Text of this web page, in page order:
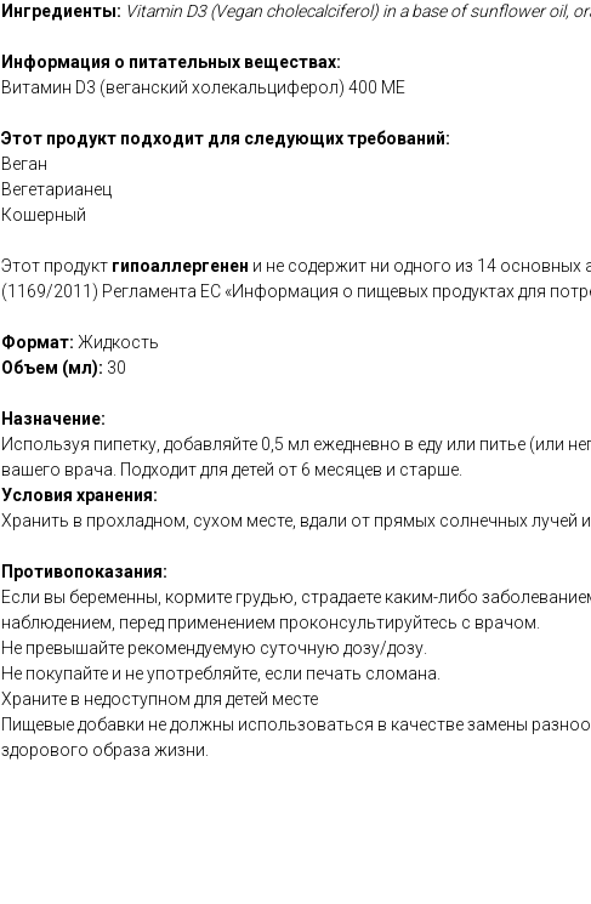
Ингредиенты: Vitamin D3 (Vegan cholecalciferol) in a base of sunflower oil,
Информация о питательных веществах:
Витамин D3 (веганский холекальциферол) 400 МЕ
Этот продукт подходит для следующих требований:
Веган
Вегетарианец
Кошерный
Этот продукт гипоаллергенен и не содержит ни одного из 14 основных
(1169/2011) Регламента ЕС «Информация о пищевых продуктах для
Формат: Жидкость
Объем (мл): 30
Назначение:
Используя пипетку, добавляйте 0,5 мл ежедневно в еду или питье (или
вашего врача. Подходит для детей от 6 месяцев и старше.
Условия хранения:
Хранить в прохладном, сухом месте, вдали от прямых солнечных лучей и
Противопоказания:
Если вы беременны, кормите грудью, страдаете каким-либо
наблюдением, перед применением проконсультируйтесь с врачом.
Не превышайте рекомендуемую суточную дозу/дозу.
Не покупайте и не употребляйте, если печать сломана.
Храните в недоступном для детей месте
Пищевые добавки не должны использоваться в качестве замены
здорового образа жизни.